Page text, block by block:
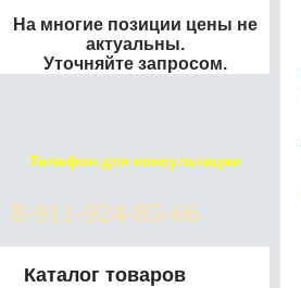
На многие позиции цены не
актуальны.
Уточняйте запросом.
Телефон для консультации
8-911-924-85-66
Каталог товаров